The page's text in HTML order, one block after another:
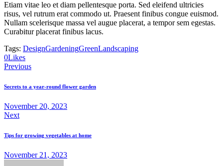
Etiam vitae leo et diam pellentesque porta. Sed eleifend ultricies
risus, vel rutrum erat commodo ut. Praesent finibus congue euismod.
Nullam scelerisque massa vel augue placerat, a tempor sem egestas.
Curabitur placerat finibus lacus.
Tags: DesignGardeningGreenLandscaping
0LikesCopy
URL
Post
navigation
Previous
Secrets to a year-round flower garden
November 20, 2023
Next
Tips for growing vegetables at home
November 21, 2023